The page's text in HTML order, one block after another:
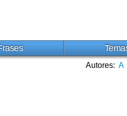
Autores: A